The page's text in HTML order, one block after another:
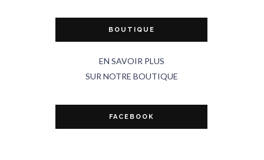
BOUTIQUE
EN SAVOIR PLUS
SUR NOTRE BOUTIQUE
FACEBOOK